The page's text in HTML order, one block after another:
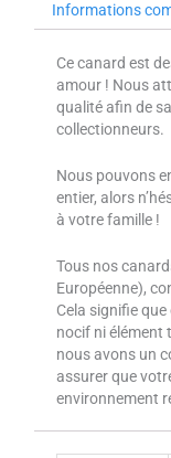
Informations
Ce canard est
amour ! Nous
qualité afin de
collectionneurs.
Nous pouvons
entier, alors
à votre famille !
Tous nos
Européenne),
Cela signifie
nocif ni élément
nous avons un
assurer que
environnement